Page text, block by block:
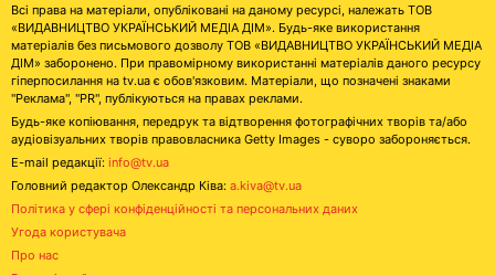
Всі права на матеріали, опубліковані на даному ресурсі, належать ТОВ
«ВИДАВНИЦТВО УКРАЇНСЬКИЙ МЕДІА ДІМ». Будь-яке використання
матеріалів без письмового дозволу ТОВ «ВИДАВНИЦТВО УКРАЇНСЬКИЙ МЕДІА
ДІМ» заборонено. При правомірному використанні матеріалів даного ресурсу
гіперпосилання на tv.ua є обов'язковим. Матеріали, що позначені знаками
"Реклама", "PR", публікуються на правах реклами.
Будь-яке копіювання, передрук та відтворення фотографічних творів та/або
аудіовізуальних творів правовласника Getty Images - суворо забороняється.
E-mail редакції: info@tv.ua
Головний редактор Олександр Ківа: a.kiva@tv.ua
Політика у сфері конфіденційності та персональних даних
Угода користувача
Про нас